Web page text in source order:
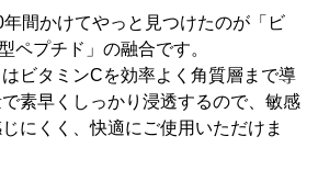
間かけてやっと見つけたのが「ビ
ペプチド」の融合です。
ビタミンCを効率よく角質層まで導
素早くしっかり浸透するので、敏感
にくく、快適にご使用いただけま